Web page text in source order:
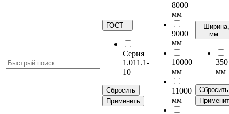
ГОСТ
Серия
1.011.1-
10
Сбросить
Применить
8000
мм
9000
мм
10000
мм
11000
мм
Ширина,
мм
350
мм
Сбросить